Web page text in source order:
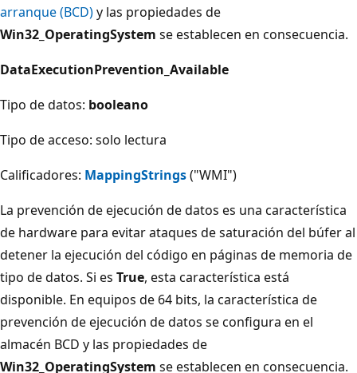
arranque (BCD)y las propiedades de
Win32_OperatingSystem se establecen en consecuencia.
DataExecutionPrevention_Available
Tipo de datos: booleano
Tipo de acceso: solo lectura
Calificadores: MappingStrings("WMI")
La prevención de ejecución de datos es una característica
de hardware para evitar ataques de saturación del búfer al
detener la ejecución del código en páginas de memoria de
tipo de datos. Si es True, esta característica está
disponible. En equipos de 64 bits, la característica de
prevención de ejecución de datos se configura en el
almacén BCD y las propiedades de
Win32_OperatingSystem se establecen en consecuencia.